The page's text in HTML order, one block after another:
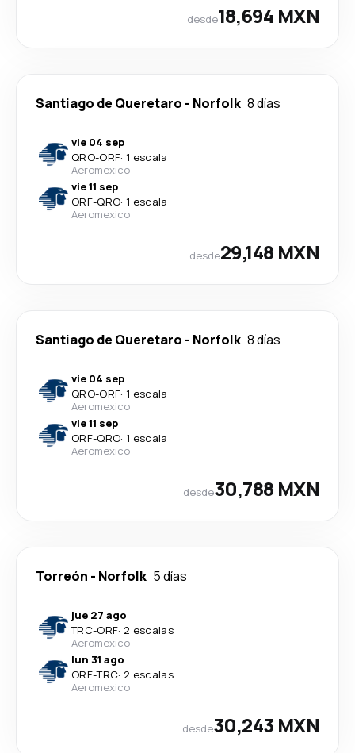
desde18,694 MXN
Santiago de Queretaro - Norfolk 8 días
vie 04 sep
QRO-ORF· 1 escala
Aeromexico
vie 11 sep
ORF-QRO· 1 escala
Aeromexico
desde29,148 MXN
Santiago de Queretaro - Norfolk 8 días
vie 04 sep
QRO-ORF· 1 escala
Aeromexico
vie 11 sep
ORF-QRO· 1 escala
Aeromexico
desde30,788 MXN
Torreón - Norfolk 5 días
jue 27 ago
TRC-ORF· 2 escalas
Aeromexico
lun 31 ago
ORF-TRC· 2 escalas
Aeromexico
desde30,243 MXN